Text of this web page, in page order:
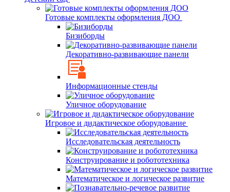
Готовые комплекты оформления ДОО
Бизиборды
Декоративно-развивающие панели
Информационные стенды
Уличное оборудование
Игровое и дидактическое оборудование
Исследовательская деятельность
Конструирование и робототехника
Математическое и логическое развитие